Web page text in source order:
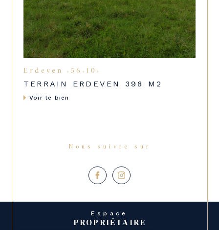
Erdeven (56410)
TERRAIN ERDEVEN 398 M2
Voir le bien
Nous suivre sur
Espace
PROPRIÉTAIRE